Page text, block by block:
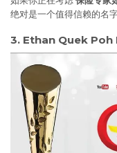
绝对是一个值得信赖的名字
3. Ethan Quek Poh